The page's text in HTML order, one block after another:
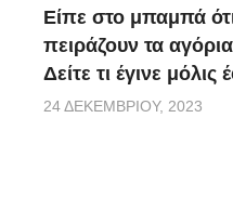
Είπε στο μπαμπά
πειράζουν τα
Δείτε τι έγινε μόλις
24 ΔΕΚΕΜΒΡΊΟΥ, 2023